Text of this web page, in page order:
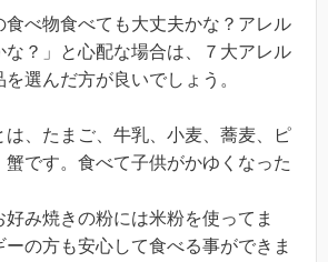
食べ物食べても大丈夫かな？アレル
な？」と心配な場合は、７大アレル
選んだ方が良いでしょう。
は、たまご、牛乳、小麦、蕎麦、ピ
蟹です。食べて子供がかゆくなった
好み焼きの粉には米粉を使ってま
の方も安心して食べる事ができま